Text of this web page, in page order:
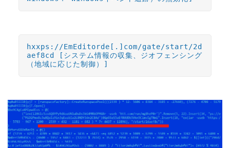
hxxps://EmEditorde[.]com/gate/start/2d
aef8cd [システム情報の収集、ジオフェンシング
（地域に応じた制御）]